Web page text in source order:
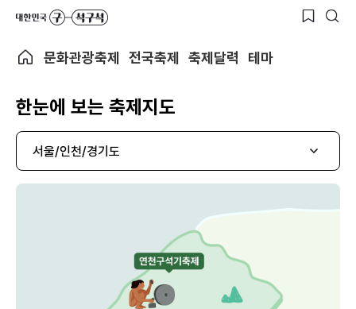
문화관광축제 전국축제 축제달력 테마
한눈에 보는 축제지도
서울/인천/경기도